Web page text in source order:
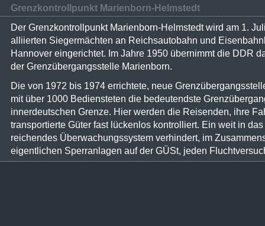
Grenzkontrollpunkt Marienborn-Helmstedt
Der Grenzkontrollpunkt Marienborn-Helmstedt wird am 1.
alliierten Siegermächten an Reichsautobahn und
Hannover eingerichtet. Im Jahre 1950 übernimmt die DDR
der Grenzübergangsstelle Marienborn.
Die von 1972 bis 1974 errichtete, neue
mit über 1000 Bediensteten die bedeutendste
innerdeutschen Grenze. Hier werden die Reisenden, ihre
transportierte Güter fast lückenlos kontrolliert. Ein weit in
reichendes Überwachungssystem verhindert, im
eigentlichen Sperranlagen auf der GÜSt, jeden